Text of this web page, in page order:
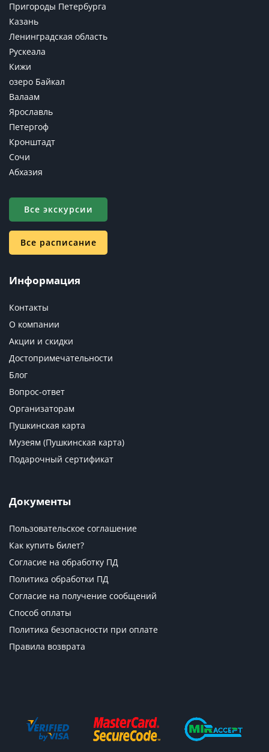
Пригороды Петербурга
Казань
Ленинградская область
Рускеала
Кижи
озеро Байкал
Валаам
Ярославль
Петергоф
Кронштадт
Сочи
Абхазия
Все экскурсии
Все расписание
Информация
Контакты
О компании
Акции и скидки
Достопримечательности
Блог
Вопрос-ответ
Организаторам
Пушкинская карта
Музеям (Пушкинская карта)
Подарочный сертификат
Документы
Пользовательское соглашение
Как купить билет?
Согласие на обработку ПД
Политика обработки ПД
Согласие на получение сообщений
Способ оплаты
Политика безопасности при оплате
Правила возврата